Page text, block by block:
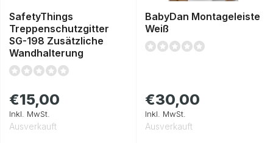
SafetyThings
Treppenschutzgitter
SG-198 Zusätzliche
Wandhalterung
€15,00
Inkl. MwSt.
Ausverkauft
BabyDan Montageleiste
Weiß
€30,00
Inkl. MwSt.
Ausverkauft